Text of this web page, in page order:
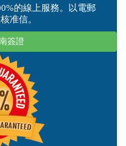
的線上服務。以電郵
准信。
簽證